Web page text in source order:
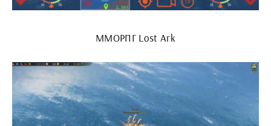
ММОРПГ Lost Ark